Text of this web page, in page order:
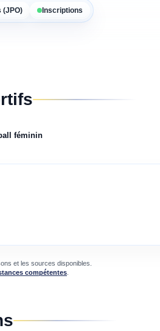
(JPO) Inscriptions
féminin
et les sources disponibles.
compétentes